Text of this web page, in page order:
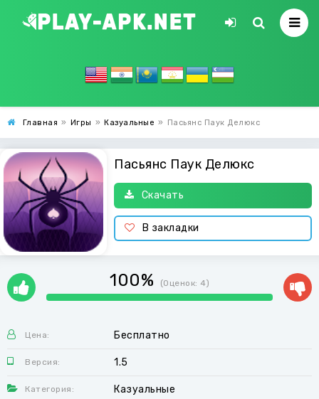
Главная » Игры » Казуальные » Пасьянс Паук Делюкс
Пасьянс Паук Делюкс
Скачать
В закладки
100% (Оценок: 4)
Цена: Бесплатно
Версия: 1.5
Категория: Казуальные